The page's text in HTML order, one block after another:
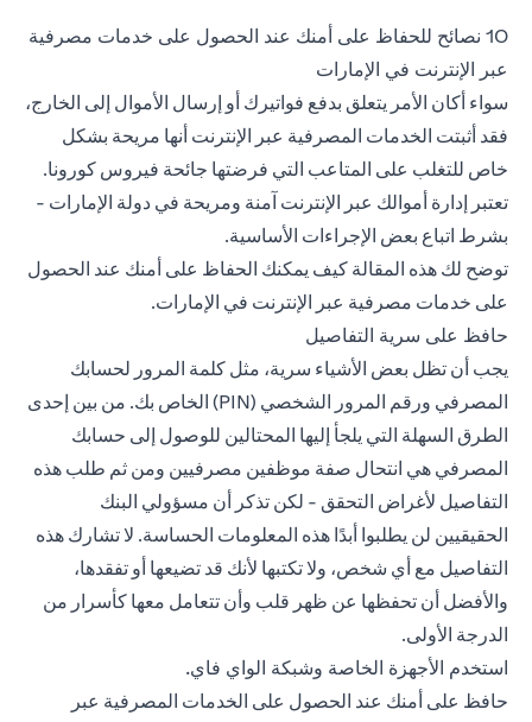
10 نصائح للحفاظ على أمنك عند الحصول على خدمات مصرفية
عبر الإنترنت في الإمارات
سواء أكان الأمر يتعلق بدفع فواتيرك أو إرسال الأموال إلى الخارج،
فقد أثبتت الخدمات المصرفية عبر الإنترنت أنها مريحة بشكل
خاص للتغلب على المتاعب التي فرضتها جائحة فيروس كورونا.
تعتبر إدارة أموالك عبر الإنترنت آمنة ومريحة في دولة الإمارات -
بشرط اتباع بعض الإجراءات الأساسية.
توضح لك هذه المقالة كيف يمكنك الحفاظ على أمنك عند الحصول
على خدمات مصرفية عبر الإنترنت في الإمارات.
حافظ على سرية التفاصيل
يجب أن تظل بعض الأشياء سرية، مثل كلمة المرور لحسابك
المصرفي ورقم المرور الشخصي (PIN) الخاص بك. من بين إحدى
الطرق السهلة التي يلجأ إليها المحتالين للوصول إلى حسابك
المصرفي هي انتحال صفة موظفين مصرفيين ومن ثم طلب هذه
التفاصيل لأغراض التحقق - لكن تذكر أن مسؤولي البنك
الحقيقيين لن يطلبوا أبدًا هذه المعلومات الحساسة. لا تشارك هذه
التفاصيل مع أي شخص، ولا تكتبها لأنك قد تضيعها أو تفقدها،
والأفضل أن تحفظها عن ظهر قلب وأن تتعامل معها كأسرار من
الدرجة الأولى.
استخدم الأجهزة الخاصة وشبكة الواي فاي.
حافظ على أمنك عند الحصول على الخدمات المصرفية عبر